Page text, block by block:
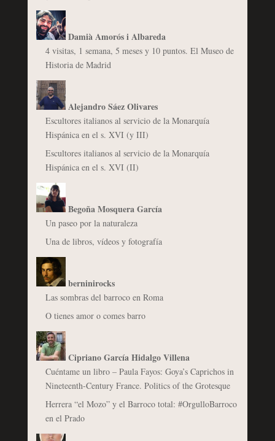
Damià Amorós i Albareda
4 visitas, 1 semana, 5 meses y 10 puntos. El Museo de
Historia de Madrid
Alejandro Sáez Olivares
Escultores italianos al servicio de la Monarquía
Hispánica en el s. XVI (y III)
Escultores italianos al servicio de la Monarquía
Hispánica en el s. XVI (II)
Begoña Mosquera García
Un paseo por la naturaleza
Una de libros, vídeos y fotografía
berninirocks
Las sombras del barroco en Roma
O tienes amor o comes barro
Cipriano García Hidalgo Villena
Cuéntame un libro – Paula Fayos: Goya’s Caprichos in
Nineteenth-Century France. Politics of the Grotesque
Herrera “el Mozo” y el Barroco total: #OrgulloBarroco
en el Prado